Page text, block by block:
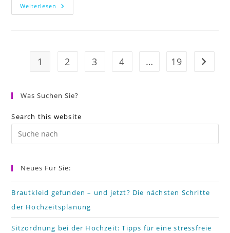
Weiterlesen Wie
Man
1 2 3 4 … 19 Go to
Was Suchen Sie?
Search this website
Neues Für Sie:
Brautkleid gefunden – und jetzt? Die nächsten Schritte
der Hochzeitsplanung
Sitzordnung bei der Hochzeit: Tipps für eine stressfreie